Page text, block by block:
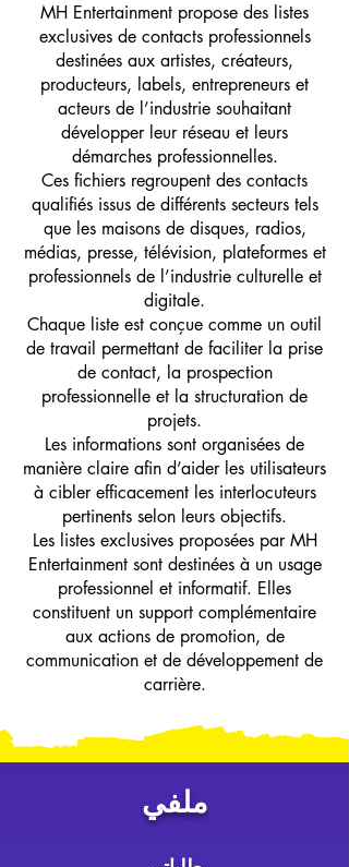
MH Entertainment propose des listes
exclusives de contacts professionnels
destinées aux artistes, créateurs,
producteurs, labels, entrepreneurs et
acteurs de l’industrie souhaitant
développer leur réseau et leurs
démarches professionnelles.
Ces fichiers regroupent des contacts
qualifiés issus de différents secteurs tels
que les maisons de disques, radios,
médias, presse, télévision, plateformes et
professionnels de l’industrie culturelle et
digitale.
Chaque liste est conçue comme un outil
de travail permettant de faciliter la prise
de contact, la prospection
professionnelle et la structuration de
projets.
Les informations sont organisées de
manière claire afin d’aider les utilisateurs
à cibler efficacement les interlocuteurs
pertinents selon leurs objectifs.
Les listes exclusives proposées par MH
Entertainment sont destinées à un usage
professionnel et informatif. Elles
constituent un support complémentaire
aux actions de promotion, de
communication et de développement de
carrière.
ملفي